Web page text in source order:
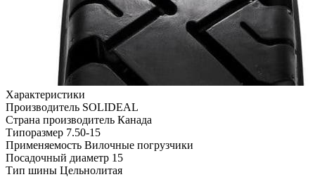
Характеристики
Производитель SOLIDEAL
Страна производитель Канада
Типоразмер 7.50-15
Применяемость Вилочные погрузчики
Посадочный диаметр 15
Тип шины Цельнолитая